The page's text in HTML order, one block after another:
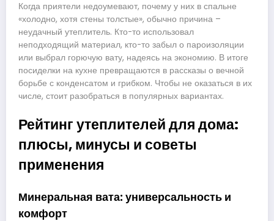
Когда приятели недоумевают, почему у них в спальне
«холодно, хотя стены толстые», обычно причина –
неудачный утеплитель. Кто-то использовал
неподходящий материал, кто-то забыл о пароизоляции
или выбрал горючую вату, надеясь на экономию. В итоге
посиделки на кухне превращаются в рассказы о вечной
борьбе с конденсатом и грибком. Чтобы не оказаться в их
числе, стоит разобраться в популярных вариантах.
Рейтинг утеплителей для дома:
плюсы, минусы и советы
применения
Минеральная вата: универсальность и
комфорт